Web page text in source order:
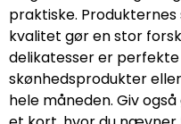
praktiske.
kvalitet gør en stor
delikatesser er
skønhedsprodukter
hele måneden. Giv